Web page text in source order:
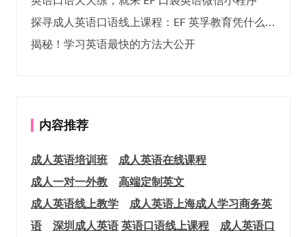
探寻成人英语口语线上课程：EF 英孚教育凭什么领航
揭秘！学习英语最快的方法大公开
内容推荐
成人英语培训班
成人英语在线课程
成人一对一外教
高端定制英文
成人英语线上教学
成人英语上海成人学习商务英
语
深圳成人英语英语口语线上课程
成人英语口